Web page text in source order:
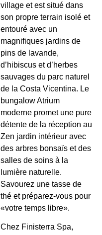
village et est situé dans
son propre terrain isolé et
entouré avec un
magnifiques jardins de
pins de lavande,
d’hibiscus et d’herbes
sauvages du parc naturel
de la Costa Vicentina. Le
bungalow Atrium
moderne promet une pure
détente de la réception au
Zen jardin intérieur avec
des arbres bonsaïs et des
salles de soins à la
lumière naturelle.
Savourez une tasse de
thé et préparez-vous pour
«votre temps libre».
Chez Finisterra Spa,